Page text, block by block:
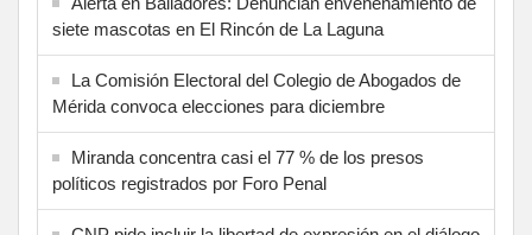
siete mascotas en El Rincón de La Laguna
La Comisión Electoral del Colegio de Abogados de
Mérida convoca elecciones para diciembre
Miranda concentra casi el 77 % de los presos
políticos registrados por Foro Penal